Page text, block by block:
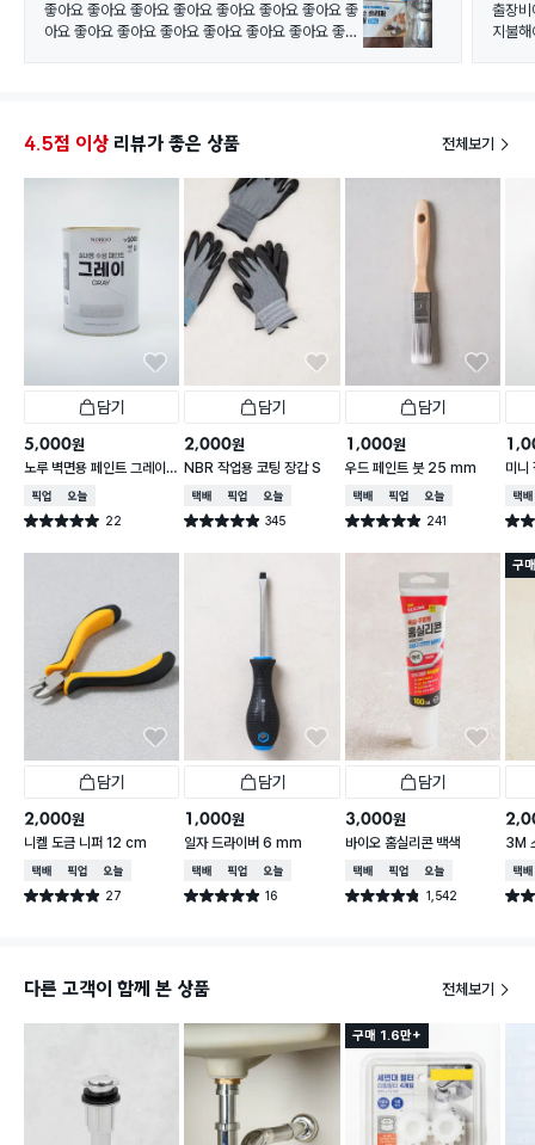
좋아요 좋아요 좋아요 좋아요 좋아요 좋아요 좋아요 좋
아요 좋아요 좋아요 좋아요 좋아요 좋아요 좋아요 좋아
출장비
지불
Ps.)
혹시나
4.5점 이상 리뷰가 좋은 상품 전체보기
담기
5,000원
노루 벽면용 페인트 그레이
0.9L
매장픽업오늘배송
별점 5.0점 22
건 작성
담기
2,000원
NBR 작업용 코팅 장갑 S
택배배송매장픽업오늘배송
별점 4.9점 345
건 작성
담기
1,000원
우드 페인트 붓 25 mm
택배배송매장픽업오늘배송
별점 4.9점 241
건 작성
미니
입
택배
별점
담기
2,000원
니켈 도금 니퍼 12 cm
택배배송매장픽업오늘배송
별점 4.9점 27
건 작성
담기
1,000원
일자 드라이버 6 mm
택배배송매장픽업오늘배송
별점 4.9점 16
건 작성
담기
3,000원
바이오 홈실리콘 백색
택배배송매장픽업오늘배송
별점 4.8점 1,542
건 작성
구
3M
택배
별점
다른 고객이 함께 본 상품 전체보기
구매 1.6만+